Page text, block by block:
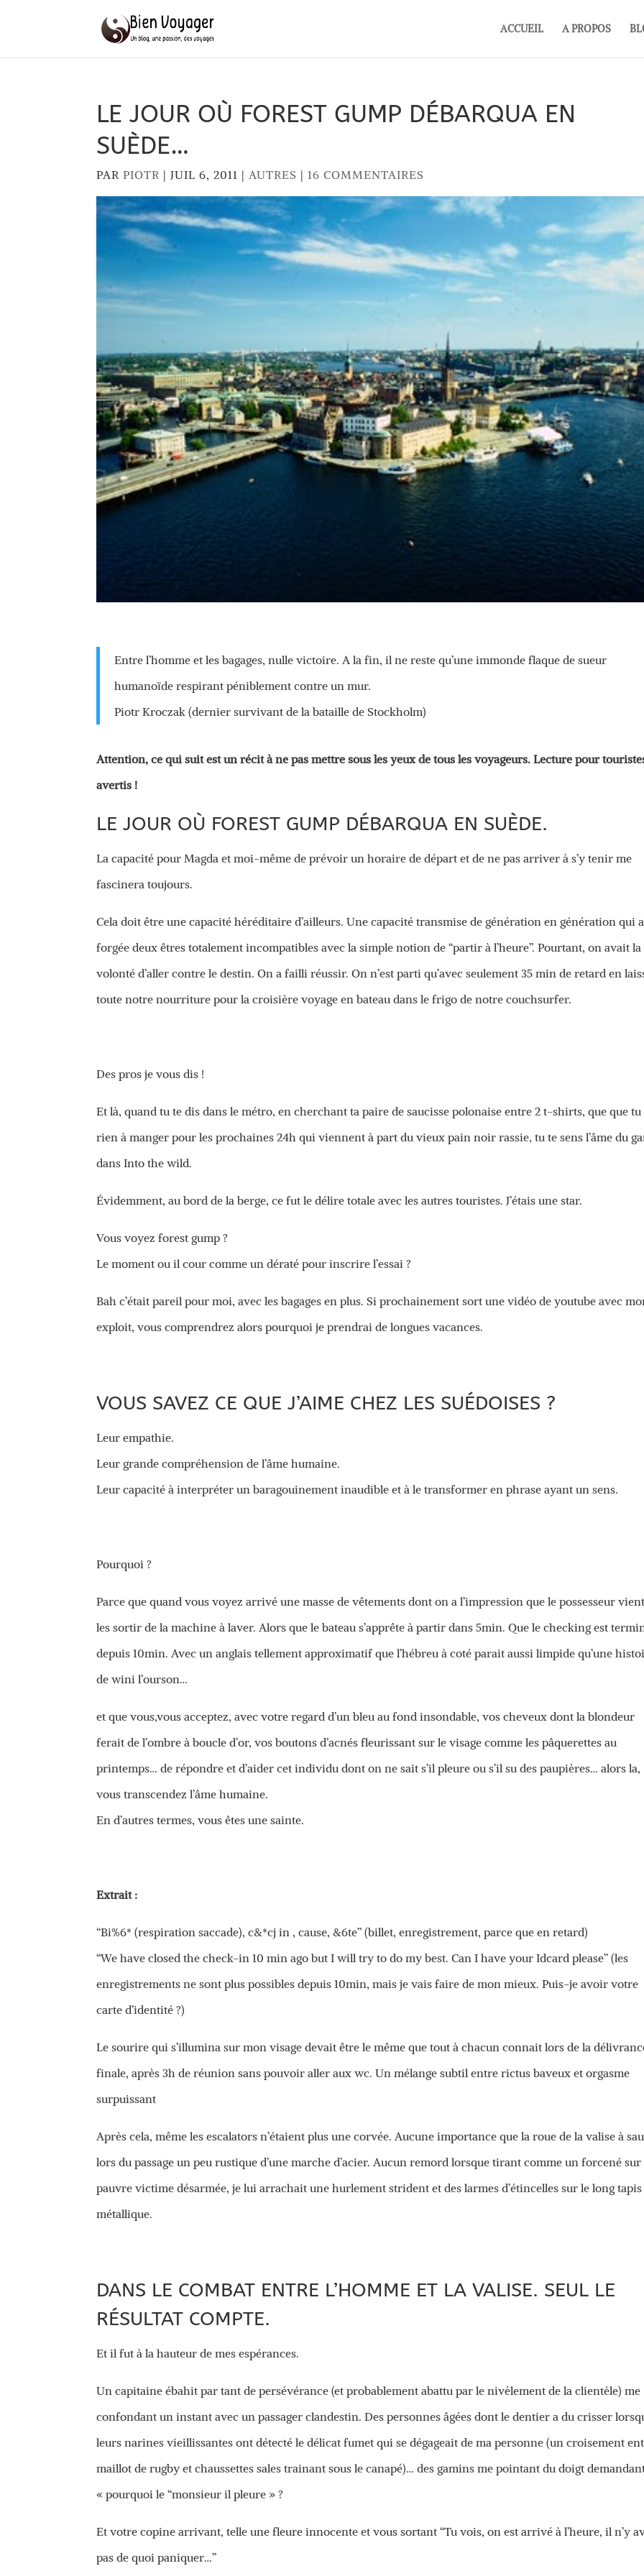
ACCUEIL A PROPOS
LE JOUR OÙ FOREST GUMP DÉBARQUA EN
SUÈDE…
PARPIOTR |JUIL 6, 2011 |AUTRES |16 COMMENTAIRES
Entre l’homme et les bagages, nulle victoire. A la fin, il ne reste qu’une immonde flaque de sueur
humanoïde respirant péniblement contre un mur.
Piotr Kroczak (dernier survivant de la bataille de Stockholm)
Attention, ce qui suit est un récit à ne pas mettre sous les yeux de tous les voyageurs. Lecture pour
avertis !
LE JOUR OÙ FOREST GUMP DÉBARQUA EN SUÈDE.
La capacité pour Magda et moi-même de prévoir un horaire de départ et de ne pas arriver à s’y tenir me
fascinera toujours.
Cela doit être une capacité héréditaire d’ailleurs. Une capacité transmise de génération en génération qui a
forgée deux êtres totalement incompatibles avec la simple notion de “partir à l’heure”. Pourtant, on avait la
volonté d’aller contre le destin. On a failli réussir. On n’est parti qu’avec seulement 35 min de retard en
toute notre nourriture pour la croisière voyage en bateau dans le frigo de notre couchsurfer.
Des pros je vous dis !
Et là, quand tu te dis dans le métro, en cherchant ta paire de saucisse polonaise entre 2 t-shirts, que que tu
rien à manger pour les prochaines 24h qui viennent à part du vieux pain noir rassie, tu te sens l’âme du
dans Into the wild.
Évidemment, au bord de la berge, ce fut le délire totale avec les autres touristes. J’étais une star.
Vous voyez forest gump ?
Le moment ou il cour comme un dératé pour inscrire l’essai ?
Bah c’était pareil pour moi, avec les bagages en plus. Si prochainement sort une vidéo de youtube avec
exploit, vous comprendrez alors pourquoi je prendrai de longues vacances.
VOUS SAVEZ CE QUE J’AIME CHEZ LES SUÉDOISES ?
Leur empathie.
Leur grande compréhension de l’âme humaine.
Leur capacité à interpréter un baragouinement inaudible et à le transformer en phrase ayant un sens.
Pourquoi ?
Parce que quand vous voyez arrivé une masse de vêtements dont on a l’impression que le possesseur
les sortir de la machine à laver. Alors que le bateau s’apprête à partir dans 5min. Que le checking est
depuis 10min. Avec un anglais tellement approximatif que l’hébreu à coté parait aussi limpide qu’une
de wini l’ourson…
et que vous,vous acceptez, avec votre regard d’un bleu au fond insondable, vos cheveux dont la blondeur
ferait de l’ombre à boucle d’or, vos boutons d’acnés fleurissant sur le visage comme les pâquerettes au
printemps… de répondre et d’aider cet individu dont on ne sait s’il pleure ou s’il su des paupières… alors la,
vous transcendez l’âme humaine.
En d’autres termes, vous êtes une sainte.
Extrait :
“Bi%6* (respiration saccade), c&*cj in , cause, &6te” (billet, enregistrement, parce que en retard)
“We have closed the check-in 10 min ago but I will try to do my best. Can I have your Idcard please” (les
enregistrements ne sont plus possibles depuis 10min, mais je vais faire de mon mieux. Puis-je avoir votre
carte d’identité ?)
Le sourire qui s’illumina sur mon visage devait être le même que tout à chacun connait lors de la
finale, après 3h de réunion sans pouvoir aller aux wc. Un mélange subtil entre rictus baveux et orgasme
surpuissant
Après cela, même les escalators n’étaient plus une corvée. Aucune importance que la roue de la valise à
lors du passage un peu rustique d’une marche d’acier. Aucun remord lorsque tirant comme un forcené sur
pauvre victime désarmée, je lui arrachait une hurlement strident et des larmes d’étincelles sur le long tapis
métallique.
DANS LE COMBAT ENTRE L’HOMME ET LA VALISE. SEUL LE
RÉSULTAT COMPTE.
Et il fut à la hauteur de mes espérances.
Un capitaine ébahit par tant de persévérance (et probablement abattu par le nivèlement de la clientèle) me
confondant un instant avec un passager clandestin. Des personnes âgées dont le dentier a du crisser
leurs narines vieillissantes ont détecté le délicat fumet qui se dégageait de ma personne (un croisement
maillot de rugby et chaussettes sales trainant sous le canapé)… des gamins me pointant du doigt
« pourquoi le “monsieur il pleure » ?
Et votre copine arrivant, telle une fleure innocente et vous sortant “Tu vois, on est arrivé à l’heure, il n’y
pas de quoi paniquer…”